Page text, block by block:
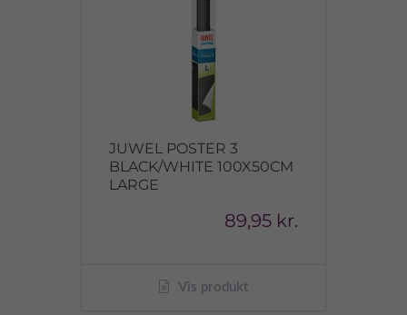
JUWEL POSTER 3
BLACK/WHITE 100X50CM
LARGE
89,95 kr.
Vis produkt